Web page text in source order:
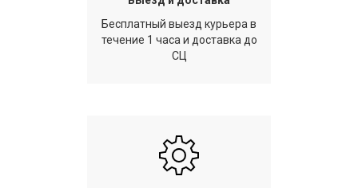
Бесплатный выезд курьера в
течение 1 часа и доставка до
СЦ